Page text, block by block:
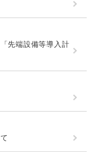
先端設備等導入計